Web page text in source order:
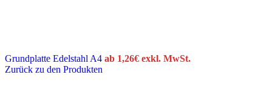
Grundplatte Edelstahl A4 ab 1,26€ exkl. MwSt.
Zurück zu den Produkten